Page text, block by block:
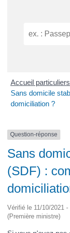
Accueil particuliers
Sans domicile
domiciliation ?
Question-réponse
Sans
(SDF) :
Vérifié le 11/10/2021
(Première ministre)